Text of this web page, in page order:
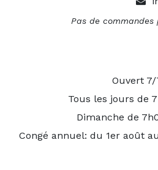
Pas de
Ouvert 7/
Tous les jours de
Dimanche de
Congé annuel: du 1er août